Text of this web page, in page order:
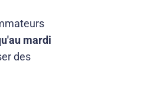
mardi
des